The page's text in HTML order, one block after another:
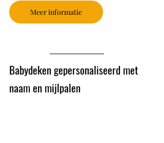
Meer informatie
Babydeken gepersonaliseerd met
naam en mijlpalen